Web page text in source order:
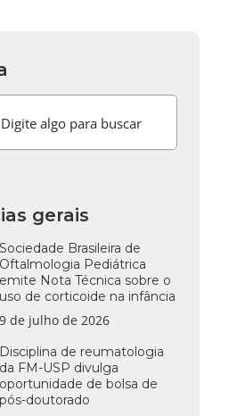
gerais
Sociedade Brasileira de
Oftalmologia Pediátrica
emite Nota Técnica sobre o
uso de corticoide na infância
9 de julho de 2026
Disciplina de reumatologia
da FM-USP divulga
oportunidade de bolsa de
pós-doutorado